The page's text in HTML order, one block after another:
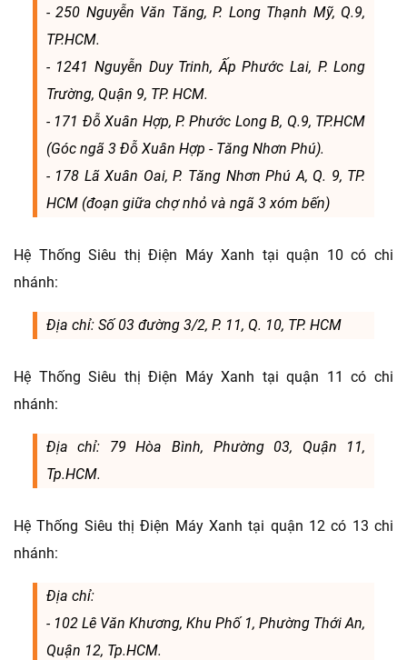
- 250 Nguyễn Văn Tăng, P. Long Thạnh Mỹ, Q.9,
TP.HCM.
- 1241 Nguyễn Duy Trinh, Ấp Phước Lai, P. Long
Trường, Quận 9, TP. HCM.
- 171 Đỗ Xuân Hợp, P. Phước Long B, Q.9, TP.HCM
(Góc ngã 3 Đỗ Xuân Hợp - Tăng Nhơn Phú).
- 178 Lã Xuân Oai, P. Tăng Nhơn Phú A, Q. 9, TP.
HCM (đoạn giữa chợ nhỏ và ngã 3 xóm bến)
Hệ Thống Siêu thị Điện Máy Xanh tại quận 10 có chi
nhánh:
Địa chỉ: Số 03 đường 3/2, P. 11, Q. 10, TP. HCM
Hệ Thống Siêu thị Điện Máy Xanh tại quận 11 có chi
nhánh:
Địa chỉ: 79 Hòa Bình, Phường 03, Quận 11,
Tp.HCM.
Hệ Thống Siêu thị Điện Máy Xanh tại quận 12 có 13 chi
nhánh:
Địa chỉ:
- 102 Lê Văn Khương, Khu Phố 1, Phường Thới An,
Quận 12, Tp.HCM.